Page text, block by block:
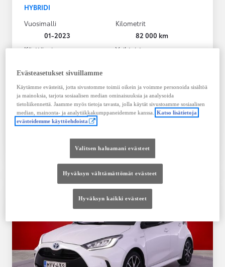
HYBRIDI
Vuosimalli
01-2023
Kilometrit
82 000 km
Käyttövoima
Vaihteisto
Näytä lisää
38 900,00 €
495,43 € / kk
Tutustu autoon
Vertaile
Evästeasetukset sivuillamme
Käytämme evästeitä, jotta sivustomme toimii oikein ja voimme personoida sisältöä
ja mainoksia, tarjota sosiaalisen median ominaisuuksia ja analysoida
tietoliikennettä. Jaamme myös tietoja tavasta, jolla käytät sivustoamme sosiaalisen
median, mainonta- ja analytiikkakumppaneidemme kanssa. Katso lisätietoja
evästeidemme käyttöehdoista
Valitsen haluamani evästeet
Hyväksyn välttämättömät evästeet
Hyväksyn kaikki evästeet